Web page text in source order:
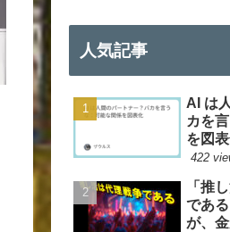
人気記事
AI は
カを
を図
422
「推
であ
が、